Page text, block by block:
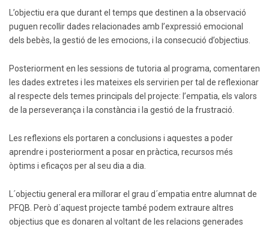
L’objectiu era que durant el temps que destinen a la observació
puguen recollir dades relacionades amb l’expressió emocional
dels bebès, la gestió de les emocions, i la consecució d’objectius.
Posteriorment en les sessions de tutoria al programa, comentaren
les dades extretes i les mateixes els servirien per tal de reflexionar
al respecte dels temes principals del projecte: l’empatia, els valors
de la perseverança i la constància i la gestió de la frustració.
Les reflexions els portaren a conclusions i aquestes a poder
aprendre i posteriorment a posar en pràctica, recursos més
òptims i eficaços per al seu dia a dia.
L´objectiu general era millorar el grau d´empatia entre alumnat de
PFQB. Però d´aquest projecte també podem extraure altres
objectius que es donaren al voltant de les relacions generades